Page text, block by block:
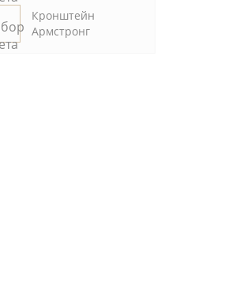
Кронштейн
Армстронг